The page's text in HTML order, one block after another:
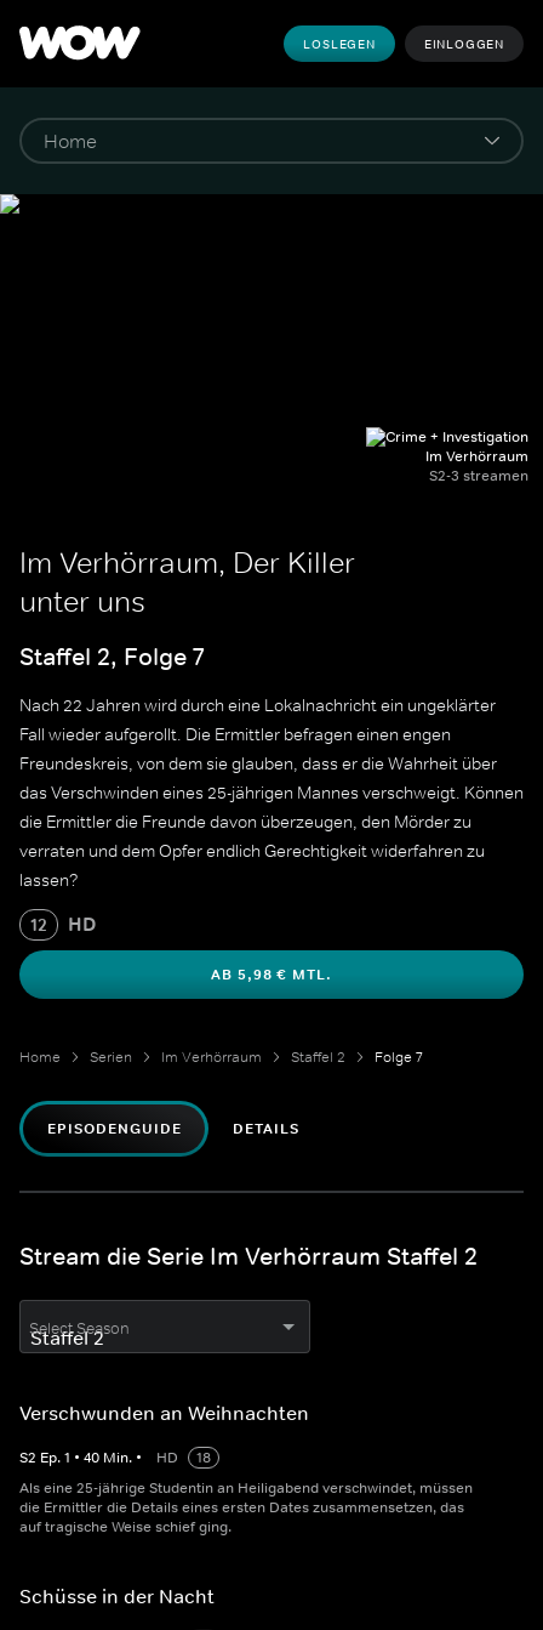
LOSLEGEN EINLOGGEN
Im Verhörraum
S2-3 streamen
Im Verhörraum, Der Killer
unter uns
Staffel 2, Folge 7
Nach 22 Jahren wird durch eine Lokalnachricht ein ungeklärter
Fall wieder aufgerollt. Die Ermittler befragen einen engen
Freundeskreis, von dem sie glauben, dass er die Wahrheit über
das Verschwinden eines 25-jährigen Mannes verschweigt. Können
die Ermittler die Freunde davon überzeugen, den Mörder zu
verraten und dem Opfer endlich Gerechtigkeit widerfahren zu
lassen?
12 HD
AB 5,98 € MTL.
Home Serien Im Verhörraum Staffel 2 Folge 7
EPISODENGUIDE DETAILS
Stream die Serie Im Verhörraum Staffel 2
Select Season
Verschwunden an Weihnachten
S2 Ep.1 • 40 Min. • HD
18
Als eine 25-jährige Studentin an Heiligabend verschwindet, müssen
die Ermittler die Details eines ersten Dates zusammensetzen, das
auf tragische Weise schief ging.
Schüsse in der Nacht